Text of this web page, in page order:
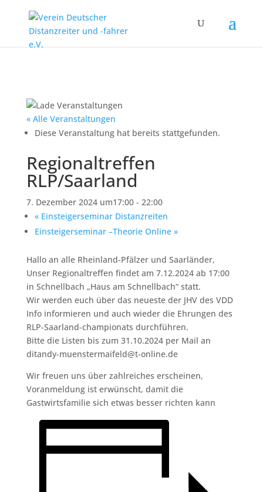
« Alle Veranstaltungen
Diese Veranstaltung hat bereits stattgefunden.
Regionaltreffen
RLP/Saarland
7. Dezember 2024 um17:00- 22:00
«Einsteigerseminar Distanzreiten
Einsteigerseminar –Theorie Online »
Hallo an alle Rheinland-Pfälzer und Saarländer,
Unser Regionaltreffen findet am 7.12.2024 ab 17:00
in Schnellbach „Haus am Schnellbach“ statt.
Wir werden euch über das neueste der JHV des VDD
Info informieren und auch wieder die Ehrungen des
RLP-Saarland-championats durchführen.
Bitte die Listen bis zum 31.10.2024 per Mail an
ditandy-muenstermaifeld@t-online.de
Wir freuen uns über zahlreiches erscheinen,
Voranmeldung ist erwünscht, damit die
Gastwirtsfamilie sich etwas besser richten kann